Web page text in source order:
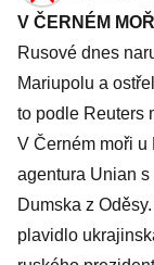
V ČERNÉM
Rusové dnes
Mariupolu a
to podle Reuters
V Černém moři u
agentura Unian s
Dumska z
plavidlo